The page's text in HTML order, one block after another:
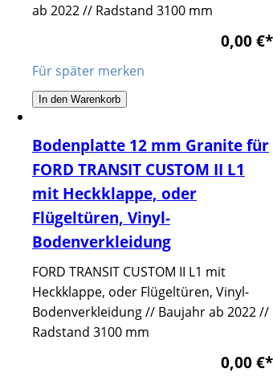
ab 2022 // Radstand 3100 mm
0,00 €*
Für später merken
In den Warenkorb
Bodenplatte 12 mm Granite für
FORD TRANSIT CUSTOM II L1
mit Heckklappe, oder
Flügeltüren, Vinyl-
Bodenverkleidung
FORD TRANSIT CUSTOM II L1 mit
Heckklappe, oder Flügeltüren, Vinyl-
Bodenverkleidung // Baujahr ab 2022 //
Radstand 3100 mm
0,00 €*